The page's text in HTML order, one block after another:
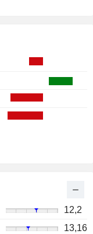
12,2
13,16